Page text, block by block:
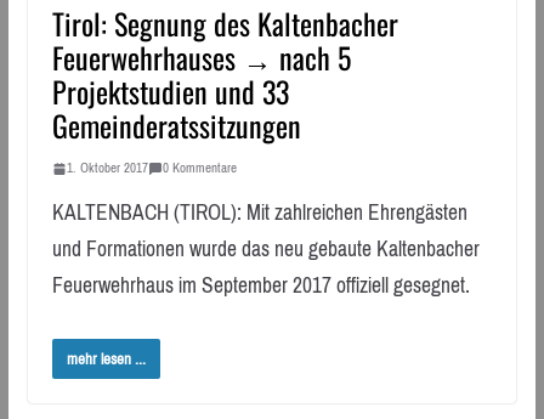
Tirol: Segnung des Kaltenbacher
Feuerwehrhauses → nach 5
Projektstudien und 33
Gemeinderatssitzungen
1. Oktober 2017 0 Kommentare
KALTENBACH (TIROL): Mit zahlreichen Ehrengästen
und Formationen wurde das neu gebaute Kaltenbacher
Feuerwehrhaus im September 2017 offiziell gesegnet.
mehr lesen ...